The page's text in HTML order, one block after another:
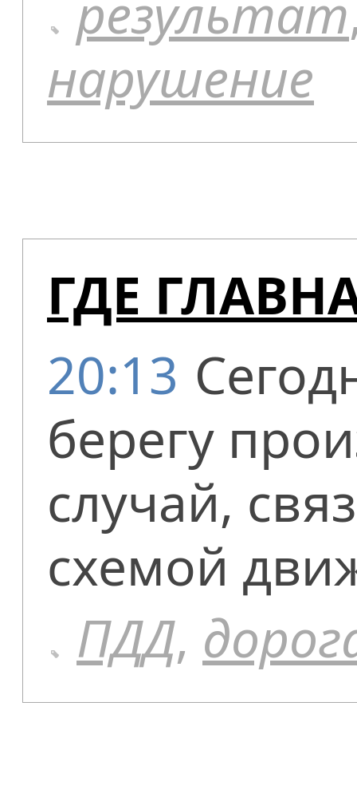
результат
нарушение
ГДЕ
20:13
берегу
случай,
схемой
ПДД,